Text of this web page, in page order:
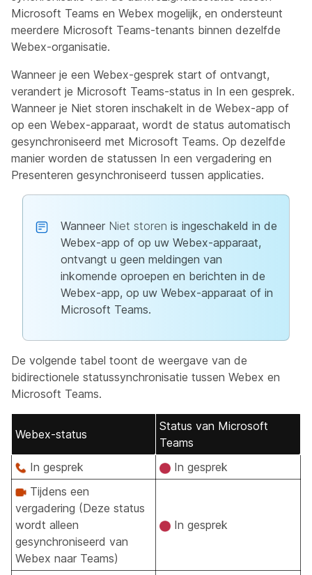
Microsoft Teams en Webex mogelijk, en ondersteunt
meerdere Microsoft Teams-tenants binnen dezelfde
Webex-organisatie.
Wanneer je een Webex-gesprek start of ontvangt,
verandert je Microsoft Teams-status in In een gesprek.
Wanneer je Niet storen inschakelt in de Webex-app of
op een Webex-apparaat, wordt de status automatisch
gesynchroniseerd met Microsoft Teams. Op dezelfde
manier worden de statussen In een vergadering en
Presenteren gesynchroniseerd tussen applicaties.
Wanneer Niet storen is ingeschakeld in de
Webex-app of op uw Webex-apparaat,
ontvangt u geen meldingen van
inkomende oproepen en berichten in de
Webex-app, op uw Webex-apparaat of in
Microsoft Teams.
De volgende tabel toont de weergave van de
bidirectionele statussynchronisatie tussen Webex en
Microsoft Teams.
Webex-status
Status van Microsoft
Teams
In gesprek
In gesprek
Tijdens een
vergadering (Deze status
wordt alleen
gesynchroniseerd van
Webex naar Teams)
In gesprek